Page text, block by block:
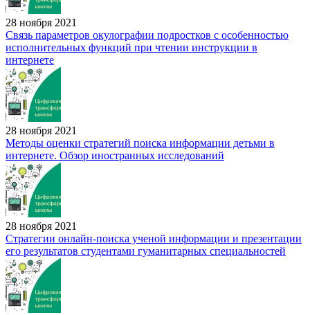
28 ноября 2021
Связь параметров окулографии подростков с особенностью
исполнительных функций при чтении инструкции в
интернете
28 ноября 2021
Методы оценки стратегий поиска информации детьми в
интернете. Обзор иностранных исследований
28 ноября 2021
Стратегии онлайн-поиска ученой информации и презентации
его результатов студентами гуманитарных специальностей